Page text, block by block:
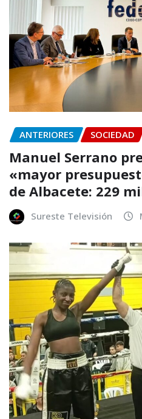
ANTERIORES SOCIEDAD
Manuel Serrano
«mayor
de Albacete: 229
Sureste Televisión